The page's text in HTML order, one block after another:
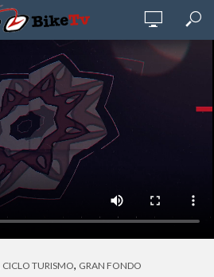
CICLO TURISMO, GRAN FONDO